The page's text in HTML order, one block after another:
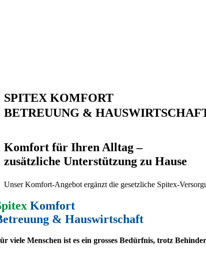
SPITEX KOMFORT
BETREUUNG &
Komfort für Ihren Alltag –
zusätzliche Unterstützung zu Hause
Unser Komfort-Angebot ergänzt die gesetzliche Spitex-
Komfort
& Hauswirtschaft
viele Menschen ist es ein grosses Bedürfnis, trotz